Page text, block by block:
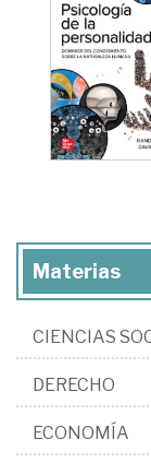
Materias
CIENCIAS
DERECHO
ECONOMÍA